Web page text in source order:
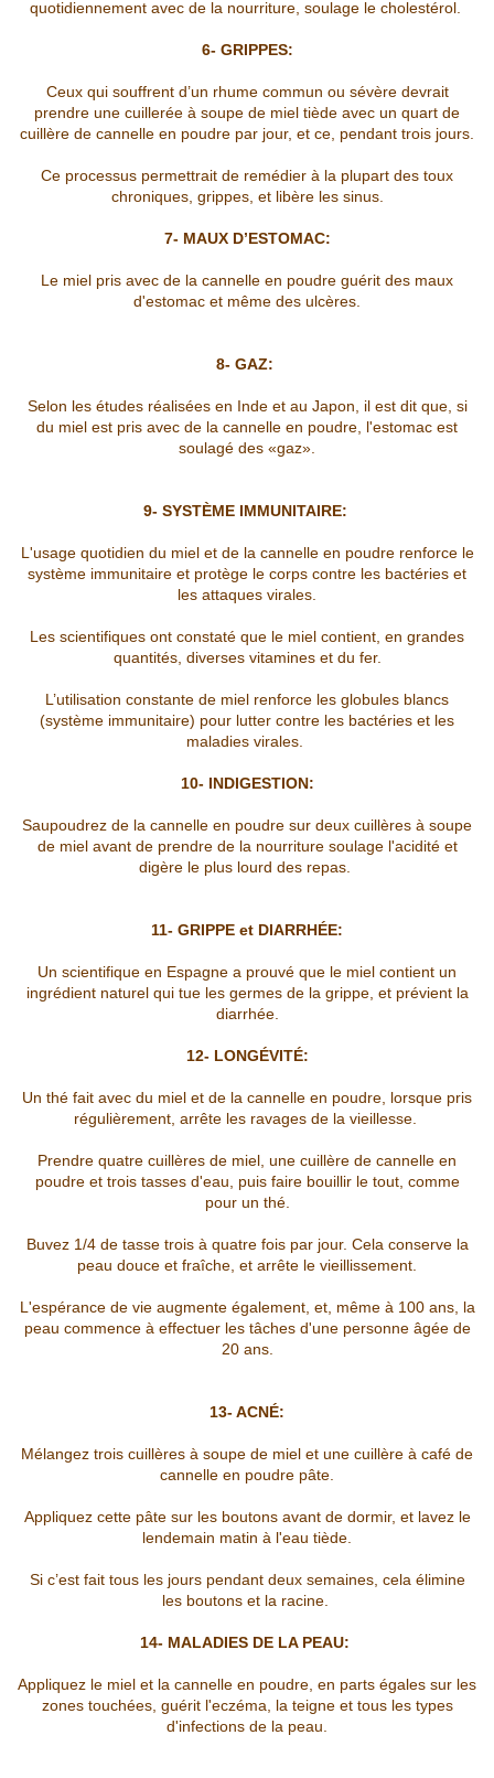
quotidiennement avec de la nourriture, soulage le cholestérol.
6- GRIPPES:
Ceux qui souffrent d’un rhume commun ou sévère devrait
prendre une cuillerée à soupe de miel tiède avec un quart de
cuillère de cannelle en poudre par jour, et ce, pendant trois jours.
Ce processus permettrait de remédier à la plupart des toux
chroniques, grippes, et libère les sinus.
7- MAUX D’ESTOMAC:
Le miel pris avec de la cannelle en poudre guérit des maux
d'estomac et même des ulcères.
8- GAZ:
Selon les études réalisées en Inde et au Japon, il est dit que, si
du miel est pris avec de la cannelle en poudre, l'estomac est
soulagé des «gaz».
9- SYSTÈME IMMUNITAIRE:
L'usage quotidien du miel et de la cannelle en poudre renforce le
système immunitaire et protège le corps contre les bactéries et
les attaques virales.
Les scientifiques ont constaté que le miel contient, en grandes
quantités, diverses vitamines et du fer.
L’utilisation constante de miel renforce les globules blancs
(système immunitaire) pour lutter contre les bactéries et les
maladies virales.
10- INDIGESTION:
Saupoudrez de la cannelle en poudre sur deux cuillères à soupe
de miel avant de prendre de la nourriture soulage l'acidité et
digère le plus lourd des repas.
11- GRIPPE et DIARRHÉE:
Un scientifique en Espagne a prouvé que le miel contient un
ingrédient naturel qui tue les germes de la grippe, et prévient la
diarrhée.
12- LONGÉVITÉ:
Un thé fait avec du miel et de la cannelle en poudre, lorsque pris
régulièrement, arrête les ravages de la vieillesse.
Prendre quatre cuillères de miel, une cuillère de cannelle en
poudre et trois tasses d'eau, puis faire bouillir le tout, comme
pour un thé.
Buvez 1/4 de tasse trois à quatre fois par jour. Cela conserve la
peau douce et fraîche, et arrête le vieillissement.
L'espérance de vie augmente également, et, même à 100 ans, la
peau commence à effectuer les tâches d'une personne âgée de
20 ans.
13- ACNÉ:
Mélangez trois cuillères à soupe de miel et une cuillère à café de
cannelle en poudre pâte.
Appliquez cette pâte sur les boutons avant de dormir, et lavez le
lendemain matin à l'eau tiède.
Si c’est fait tous les jours pendant deux semaines, cela élimine
les boutons et la racine.
14- MALADIES DE LA PEAU:
Appliquez le miel et la cannelle en poudre, en parts égales sur les
zones touchées, guérit l'eczéma, la teigne et tous les types
d'infections de la peau.